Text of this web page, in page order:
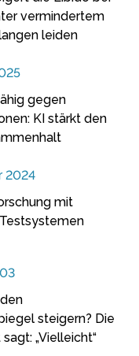
vermindertem
leiden
gegen
KI stärkt den
2024
mit
steigern? Die
„Vielleicht“